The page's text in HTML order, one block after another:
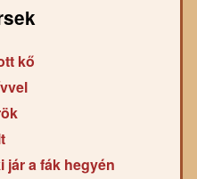
kő
jár a fák hegyén